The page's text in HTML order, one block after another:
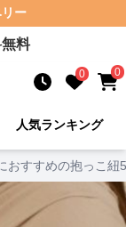
ー
料
0 0
人気ランキング
おすすめの抱っこ